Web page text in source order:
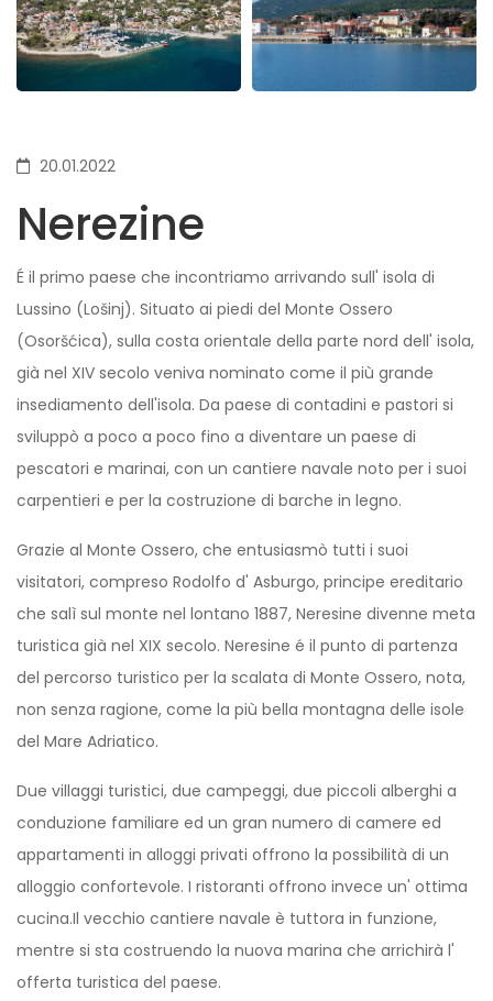
20.01.2022
Nerezine
É il primo paese che incontriamo arrivando sull' isola di
Lussino (Lošinj). Situato ai piedi del Monte Ossero
(Osoršćica), sulla costa orientale della parte nord dell' isola,
già nel XIV secolo veniva nominato come il più grande
insediamento dell'isola. Da paese di contadini e pastori si
sviluppò a poco a poco fino a diventare un paese di
pescatori e marinai, con un cantiere navale noto per i suoi
carpentieri e per la costruzione di barche in legno.
Grazie al Monte Ossero, che entusiasmò tutti i suoi
visitatori, compreso Rodolfo d' Asburgo, principe ereditario
che salì sul monte nel lontano 1887, Neresine divenne meta
turistica già nel XIX secolo. Neresine é il punto di partenza
del percorso turistico per la scalata di Monte Ossero, nota,
non senza ragione, come la più bella montagna delle isole
del Mare Adriatico.
Due villaggi turistici, due campeggi, due piccoli alberghi a
conduzione familiare ed un gran numero di camere ed
appartamenti in alloggi privati offrono la possibilità di un
alloggio confortevole. I ristoranti offrono invece un' ottima
cucina.Il vecchio cantiere navale è tuttora in funzione,
mentre si sta costruendo la nuova marina che arrichirà l'
offerta turistica del paese.